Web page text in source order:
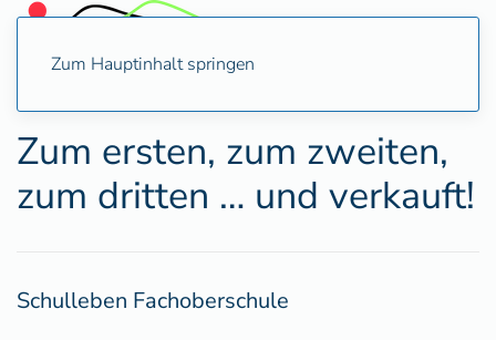
Zum Hauptinhalt springen
Zum ersten, zum zweiten,
zum dritten … und verkauft!
Schulleben Fachoberschule